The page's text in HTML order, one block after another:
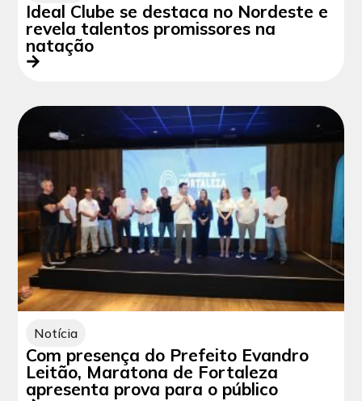
Ideal Clube se destaca no Nordeste e
revela talentos promissores na
natação
Notícia
Com presença do Prefeito Evandro
Leitão, Maratona de Fortaleza
apresenta prova para o público